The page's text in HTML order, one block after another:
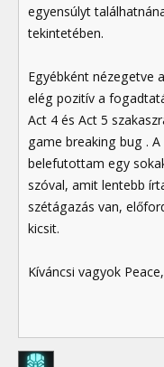
egyensúlyt
tekintetében.
Egyébként nézegetve
elég pozitív a
Act 4 és Act 5
game breaking bug .
belefutottam egy
szóval, amit lentebb
szétágazás van,
kicsit.
Kíváncsi vagyok